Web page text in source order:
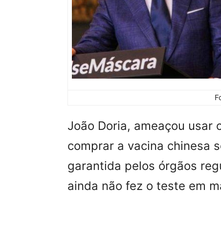
João Doria, ameaçou usar
comprar a vacina chinesa
garantida pelos órgãos
ainda não fez o teste em